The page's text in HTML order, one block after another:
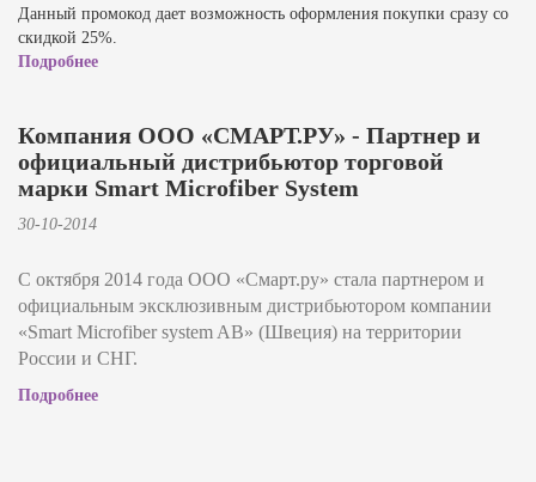
Данный промокод дает возможность оформления покупки сразу со
скидкой 25%.
Подробнее
Компания ООО «СМАРТ.РУ» - Партнер и
официальный дистрибьютор торговой
марки Smart Microfiber System
30-10-2014
С октября 2014 года ООО «Смарт.ру» стала партнером и
официальным эксклюзивным дистрибьютором компании
«Smart Microfiber system AB» (Швеция) на территории
России и СНГ.
Подробнее